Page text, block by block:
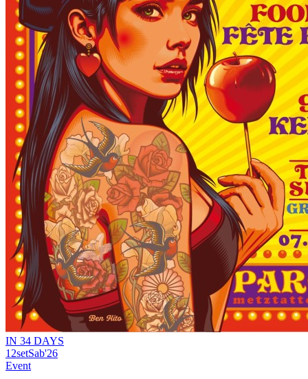
IN 34 DAYS
12setSab'26
Event